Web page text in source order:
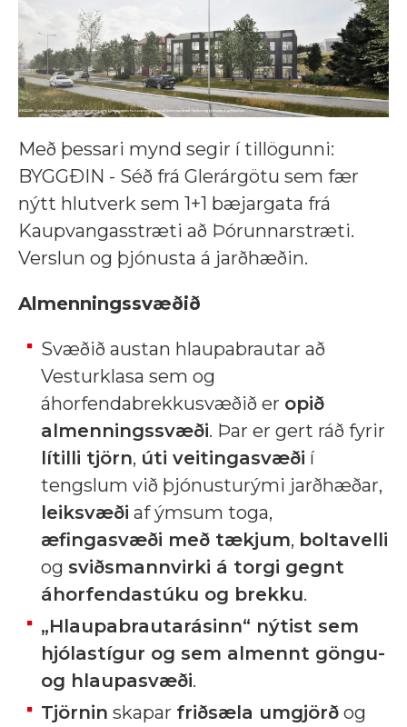
Með þessari mynd segir í tillögunni:
BYGGÐIN - Séð frá Glerárgötu sem fær
nýtt hlutverk sem 1+1 bæjargata frá
Kaupvangasstræti að Þórunnarstræti.
Verslun og þjónusta á jarðhæðin.
Almenningssvæðið
Svæðið austan hlaupabrautar að
Vesturklasa sem og
áhorfendabrekkusvæðið er opið
almenningssvæði. Þar er gert ráð fyrir
lítilli tjörn, úti veitingasvæði í
tengslum við þjónusturými jarðhæðar,
leiksvæði af ýmsum toga,
æfingasvæði með tækjum, boltavelli
og sviðsmannvirki á torgi gegnt
áhorfendastúku og brekku.
„Hlaupabrautarásinn“ nýtist sem
hjólastígur og sem almennt göngu-
og hlaupasvæði.
Tjörnin skapar friðsæla umgjörð og